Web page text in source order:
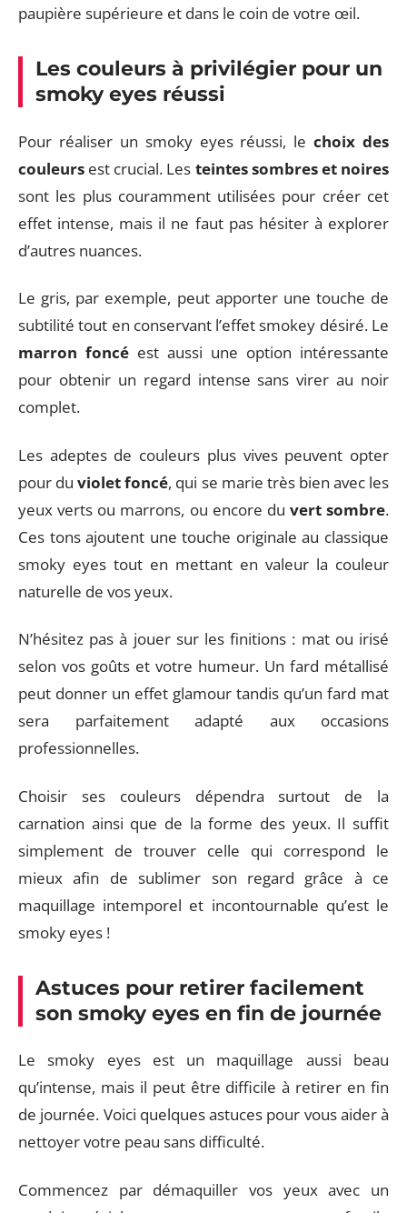
paupière supérieure et dans le coin de votre œil.
Les couleurs à privilégier pour un
smoky eyes réussi
Pour réaliser un smoky eyes réussi, lechoix des
couleurs est crucial. Les teintes sombres et noires
sont les plus couramment utilisées pour créer cet
effet intense, mais il ne faut pas hésiter à explorer
d’autres nuances.
Le gris, par exemple, peut apporter une touche de
subtilité tout en conservant l’effet smokey désiré. Le
marron foncé est aussi une option intéressante
pour obtenir un regard intense sans virer au noir
complet.
Les adeptes de couleurs plus vives peuvent opter
pour duviolet foncé, qui se marie très bien avec les
yeux verts ou marrons, ou encore du vert sombre.
Ces tons ajoutent une touche originale au classique
smoky eyes tout en mettant en valeur la couleur
naturelle de vos yeux.
N’hésitez pas à jouer sur les finitions : mat ou irisé
selon vos goûts et votre humeur. Un fard métallisé
peut donner un effet glamour tandis qu’un fard mat
sera parfaitement adapté aux occasions
professionnelles.
Choisir ses couleurs dépendra surtout de la
carnation ainsi que de la forme des yeux. Il suffit
simplement de trouver celle qui correspond le
mieux afin de sublimer son regard grâce à ce
maquillage intemporel et incontournable qu’est le
smoky eyes !
Astuces pour retirer facilement
son smoky eyes en fin de journée
Le smoky eyes est un maquillage aussi beau
qu’intense, mais il peut être difficile à retirer en fin
de journée. Voici quelques astuces pour vous aider à
nettoyer votre peau sans difficulté.
Commencez par démaquiller vos yeux avec un